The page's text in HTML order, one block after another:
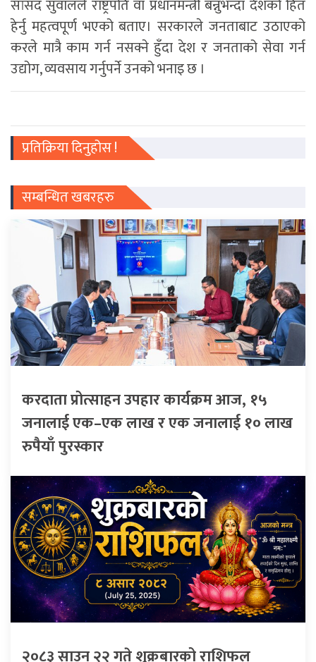
सांसद सुवालले राष्ट्रपति वा प्रधानमन्त्री बन्नुभन्दा देशको हित
हेर्नु महत्वपूर्ण भएको बताए। सरकारले जनताबाट उठाएको
करले मात्रै काम गर्न नसक्ने हुँदा देश र जनताको सेवा गर्न
उद्योग, व्यवसाय गर्नुपर्ने उनको भनाइ छ ।
प्रतिक्रिया दिनुहोस !
सम्बन्धित खबरहरु
करदाता प्रोत्साहन उपहार कार्यक्रम आज, १५
जनालाई एक–एक लाख र एक जनालाई १० लाख
रुपैयाँ पुरस्कार
२०८३ साउन २२ गते शुक्रबारको राशिफल